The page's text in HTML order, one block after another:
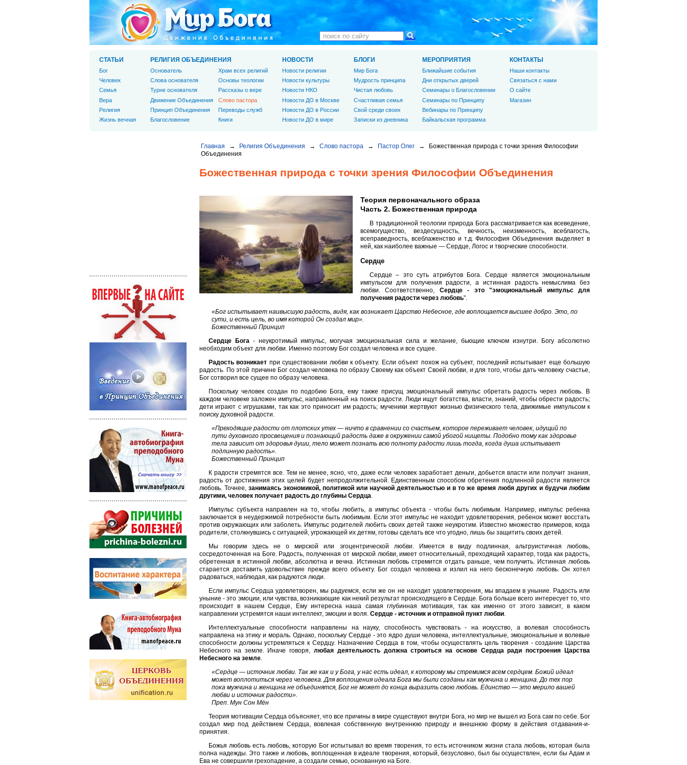
Главная → Религия Объединения → Слово пастора → Пастор Олег →
Божественная природа с точки зрения Философии
Объединения
Божественная природа с точки зрения Философии Объединения
Теория первоначального образа
Часть 2. Божественная природа
В традиционной теологии природа Бога рассматривается как всеведение,
всемогущество, вездесущность, вечность, неизменность, всеблагость,
всеправедность, всеблаженство и т.д. Философия Объединения выделяет в
ней, как наиболее важные — Сердце, Логос и творческие способности.
Сердце
Сердце – это суть атрибутов Бога. Сердце является эмоциональным
импульсом для получения радости, а истинная радость немыслима без
любви. Соответственно, Сердце - это "эмоциональный импульс для
получения радости через любовь".
«Бог испытывает наивысшую радость, видя, как возникает Царство Небесное, где воплощается высшее добро. Это, по
сути, и есть цель, во имя которой Он создал мир».
Божественный Принцип
Сердце Бога - неукротимый импульс, могучая эмоциональная сила и желание, бьющие ключом изнутри. Богу абсолютно
необходим объект для любви. Именно поэтому Бог создал человека и все сущее.
Радость возникает при существовании любви к объекту. Если объект похож на субъект, последний испытывает еще большую
радость. По этой причине Бог создал человека по образу Своему как объект Своей любви, и для того, чтобы дать человеку счастье,
Бог сотворил все сущее по образу человека.
Поскольку человек создан по подобию Бога, ему также присущ эмоциональный импульс обретать радость через любовь. В
каждом человеке заложен импульс, направленный на поиск радости. Люди ищут богатства, власти, знаний, чтобы обрести радость;
дети играют с игрушками, так как это приносит им радость; мученики жертвуют жизнью физического тела, движимые импульсом к
поиску духовной радости.
«Преходящие радости от плотских утех — ничто в сравнении со счастьем, которое переживает человек, идущий по
пути духовного просвещения и познающий радость даже в окружении самой убогой нищеты. Подобно тому как здоровье
тела зависит от здоровья души, тело может познать всю полноту радости лишь тогда, когда душа испытывает
подлинную радость».
Божественный Принцип
К радости стремятся все. Тем не менее, ясно, что, даже если человек заработает деньги, добьется власти или получит знания,
радость от достижения этих целей будет непродолжительной. Единственным способом обретения подлинной радости является
любовь. Точнее, занимаясь экономикой, политикой или научной деятельностью и в то же время любя других и будучи любим
другими, человек получает радость до глубины Сердца
Импульс субъекта направлен на то, чтобы любить, а импульс объекта - чтобы быть любимым. Например, импульс ребенка
заключается в неудержимой потребности быть любимым. Если этот импульс не находит удовлетворения, ребенок может восстать
против окружающих или заболеть. Импульс родителей любить своих детей также неукротим. Известно множество примеров, когда
родители, столкнувшись с ситуацией, угрожающей их детям, готовы сделать все что угодно, лишь бы защитить своих детей.
Мы говорим здесь не о мирской или эгоцентрической любви. Имеется в виду подлинная, альтруистичная любовь,
сосредоточенная на Боге. Радость, полученная от мирской любви, имеет относительный, преходящий характер, тогда как радость,
обретенная в истинной любви, абсолютна и вечна. Истинная любовь стремится отдать раньше, чем получить. Истинная любовь
старается доставить удовольствие прежде всего объекту. Бог создал человека и излил на него бесконечную любовь. Он хотел
радоваться, наблюдая, как радуются люди.
Если импульс Сердца удовлетворен, мы радуемся, если же он не находит удовлетворения, мы впадаем в уныние. Радость или
уныние - это эмоции, или чувства, возникающие как некий результат происходящего в Сердце. Бога больше всего интересует то, что
происходит в нашем Сердце, Ему интересна наша самая глубинная мотивация, так как именно от этого зависит, в каком
направлении устремятся наши интеллект, эмоции и воля. Сердце - источник и отправной пункт любви
Интеллектуальные способности направлены на науку, способность чувствовать - на искусство, а волевая способность
направлена на этику и мораль. Однако, поскольку Сердце - это ядро души человека, интеллектуальные, эмоциональные и волевые
способности должны устремляться к Сердцу. Назначение Сердца в том, чтобы осуществлять цель творения - создание Царства
Небесного на земле. Иначе говоря, любая деятельность должна строиться на основе Сердца ради построения Царства
Небесного на земле
«Сердце — источник любви. Так же как и у Бога, у нас есть идеал, к которому мы стремимся всем сердцем. Божий идеал
может воплотиться через человека. Для воплощения идеала Бога мы были созданы как мужчина и женщина. До тех пор
пока мужчина и женщина не объединятся, Бог не может до конца выразить свою любовь. Единство — это мерило вашей
любви и источник радости».
Преп. Мун Сон Мён
Теория мотивации Сердца объясняет, что все причины в мире существуют внутри Бога, но мир не вышел из Бога сам по себе. Бог
создал мир под действием Сердца, вовлекая собственную внутреннюю природу и внешнюю форму в действия отдавания-и-
принятия.
Божья любовь есть любовь, которую Бог испытывал во время творения, то есть источником жизни стала любовь, которая была
полна надежды. Это также и любовь, воплощенная в идеале творения, который, безусловно, был бы осуществлен, если бы Адам и
Ева не совершили грехопадение, а создали семью, основанную на Боге.
СТАТЬИ
Бог
Человек
Cемья
Вера
Религия
Жизнь вечная
РЕЛИГИЯ ОБЪЕДИНЕНИЯ
Основатель
Слова основателя
Турне основателя
Движение Объединения
Принцип Объединения
Благословение
Храм всех религий
Основы теологии
Рассказы о вере
Слово пастора
Переводы служб
Книги
НОВОСТИ
Новости религии
Новости культуры
Новости НКО
Новости ДО в Москве
Новости ДО в России
Новости ДО в мире
БЛОГИ
Мир Бога
Мудрость принципа
Чистая любовь
Счастливая семья
Свой среди своих
Записки из дневника
МЕРОПРИЯТИЯ
Ближайшие события
Дни открытых дверей
Семинары о Благословении
Семинары по Принципу
Вебинары по Принципу
Байкальская программа
КОНТАКТЫ
Наши контакты
Связаться с нами
О сайте
Магазин